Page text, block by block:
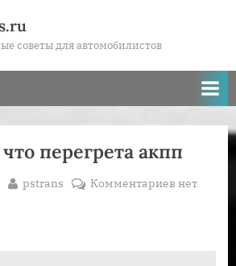
советы для автомобилистов
перегрета акпп
By
pstrans Комментариевкнет